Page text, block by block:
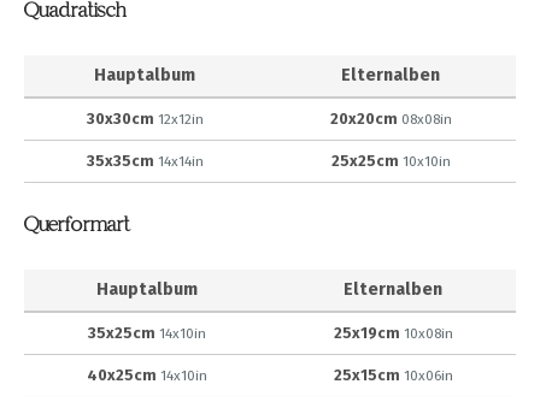
Quadratisch
Hauptalbum Elternalben
30x30cm 12x12in 20x20cm 08x08in
35x35cm 14x14in 25x25cm 10x10in
Querformart
Hauptalbum Elternalben
35x25cm 14x10in 25x19cm 10x08in
40x25cm 14x10in 25x15cm 10x06in